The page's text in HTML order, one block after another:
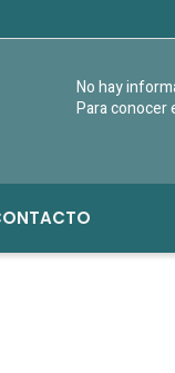
No hay
Para conocer